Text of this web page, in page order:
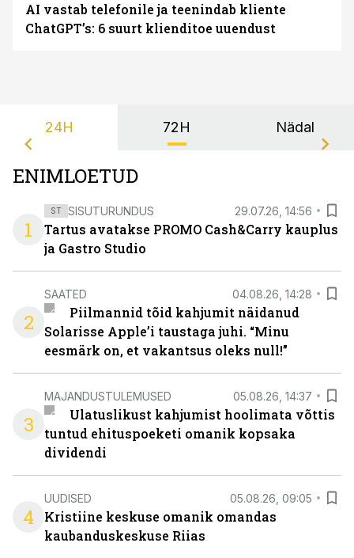
AI vastab telefonile ja teenindab kliente
ChatGPT’s: 6 suurt klienditoe uuendust
24H 72H Nädal
ENIMLOETUD
1
ST SISUTURUNDUS 29.07.26, 14:56
Tartus avatakse PROMO Cash&Carry kauplus
ja Gastro Studio
2
SAATED 04.08.26, 14:28
Piilmannid tõid kahjumit näidanud
Solarisse Apple’i taustaga juhi. “Minu
eesmärk on, et vakantsus oleks null!”
3
MAJANDUSTULEMUSED 05.08.26, 14:37
Ulatuslikust kahjumist hoolimata võttis
tuntud ehituspoeketi omanik kopsaka
dividendi
4
UUDISED 05.08.26, 09:05
Kristiine keskuse omanik omandas
kaubanduskeskuse Riias